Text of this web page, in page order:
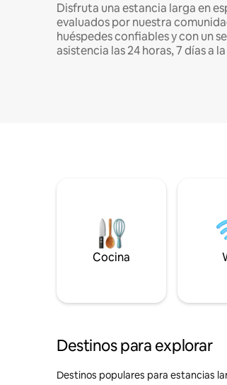
Disfruta una estancia larga en
evaluados por nuestra
huéspedes confiables y con un
asistencia las 24 horas, 7 días a
Cocina
Destinos para explorar
Destinos populares para estancias